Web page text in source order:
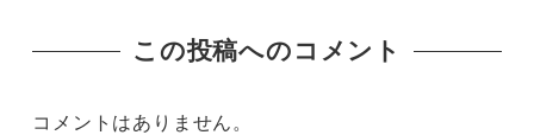
この投稿へのコメント
コメントはありません。